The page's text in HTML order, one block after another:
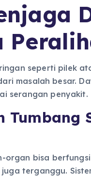
seperti pilek
masalah besar.
serangan penyakit.
Tumbang
bisa
terganggu.